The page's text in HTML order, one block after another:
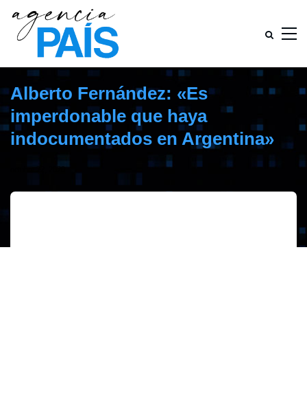
Alberto Fernández: «Es
imperdonable que haya
indocumentados en Argentina»
octubre 22, 2020